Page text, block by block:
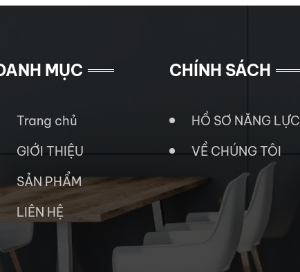
MỤC
Trang chủ
GIỚI THIỆU
SẢN PHẨM
LIÊN HỆ
CHÍNH SÁCH
HỒ SƠ NĂNG LỰC
VỀ CHÚNG TÔI